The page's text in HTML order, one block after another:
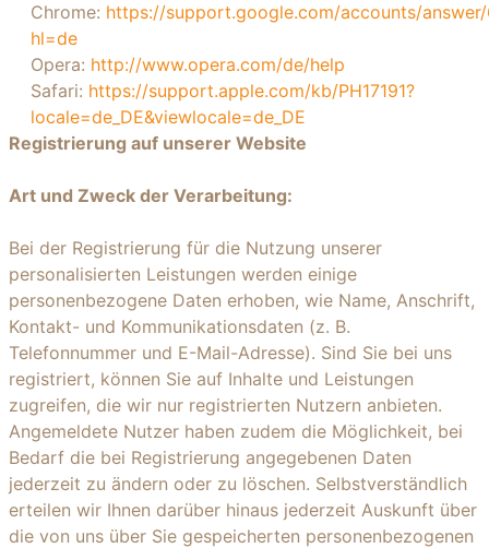
Chrome: https://support.google.com/accounts/answer/
hl=de
Opera: http://www.opera.com/de/help
Safari: https://support.apple.com/kb/PH17191?
locale=de_DE&viewlocale=de_DE
Registrierung auf unserer Website
Art und Zweck der Verarbeitung:
Bei der Registrierung für die Nutzung unserer
personalisierten Leistungen werden einige
personenbezogene Daten erhoben, wie Name, Anschrift,
Kontakt- und Kommunikationsdaten (z. B.
Telefonnummer und E-Mail-Adresse). Sind Sie bei uns
registriert, können Sie auf Inhalte und Leistungen
zugreifen, die wir nur registrierten Nutzern anbieten.
Angemeldete Nutzer haben zudem die Möglichkeit, bei
Bedarf die bei Registrierung angegebenen Daten
jederzeit zu ändern oder zu löschen. Selbstverständlich
erteilen wir Ihnen darüber hinaus jederzeit Auskunft über
die von uns über Sie gespeicherten personenbezogenen